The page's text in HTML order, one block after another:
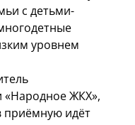
с детьми-
уровнем
«Народное ЖКХ»,
приёмную идёт